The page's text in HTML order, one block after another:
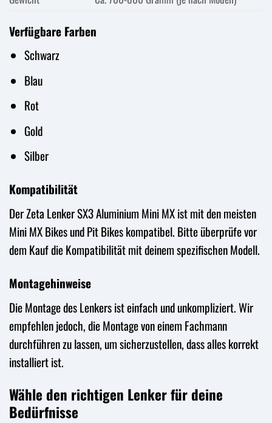
Verfügbare Farben
Schwarz
Blau
Rot
Gold
Silber
Kompatibilität
Der Zeta Lenker SX3 Aluminium Mini MX ist mit den meisten
Mini MX Bikes und Pit Bikes kompatibel. Bitte überprüfe vor
dem Kauf die Kompatibilität mit deinem spezifischen Modell.
Montagehinweise
Die Montage des Lenkers ist einfach und unkompliziert. Wir
empfehlen jedoch, die Montage von einem Fachmann
durchführen zu lassen, um sicherzustellen, dass alles korrekt
installiert ist.
Wähle den richtigen Lenker für deine
Bedürfnisse